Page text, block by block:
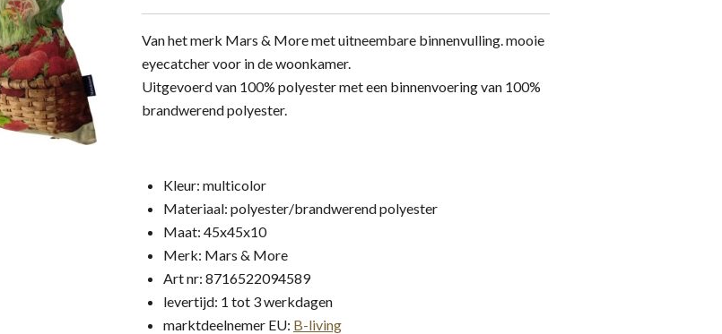
Van het merk Mars & More met uitneembare binnenvulling. mooie
eyecatcher voor in de woonkamer.
Uitgevoerd van 100% polyester met een binnenvoering van 100%
brandwerend polyester.
Kleur: multicolor
Materiaal: polyester/brandwerend polyester
Maat: 45x45x10
Merk: Mars & More
Art nr: 8716522094589
levertijd: 1 tot 3 werkdagen
marktdeelnemer EU: B-living